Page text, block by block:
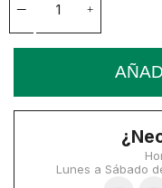
Lunes a Sábado